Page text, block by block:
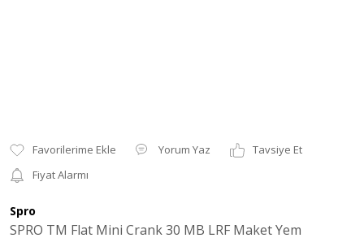
Yorum Yaz
Tavsiye Et
Fiyat Alarmı
Spro
SPRO TM Flat Mini Crank 30 MB LRF Maket Yem